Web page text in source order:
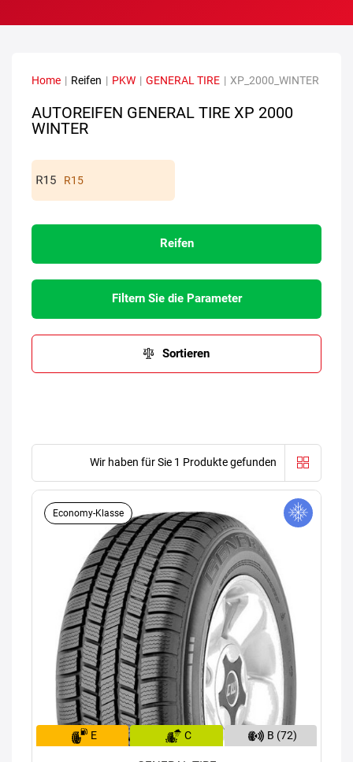
Home | Reifen | PKW | GENERAL TIRE | XP_2000_WINTER
AUTOREIFEN GENERAL TIRE XP 2000
WINTER
R15
Reifen
Filtern Sie die Parameter
Sortieren
Wir haben für Sie 1 Produkte gefunden
Economy-Klasse
E C B (72)